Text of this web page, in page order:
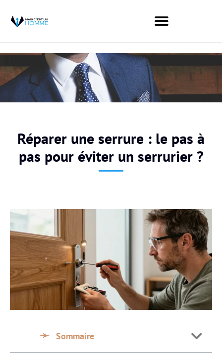
Réparer une serrure : le pas à
pas pour éviter un serrurier ?
Sommaire